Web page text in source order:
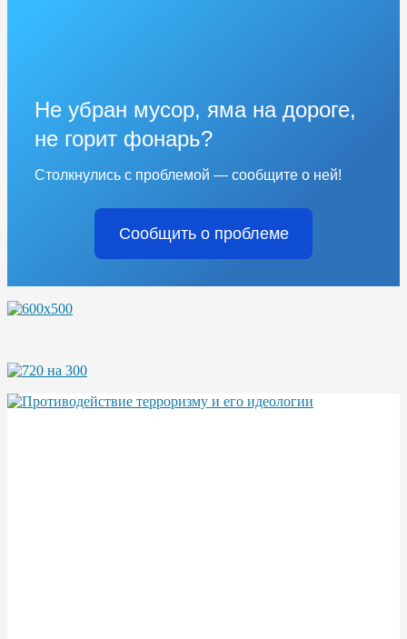
Не убран мусор, яма на дороге,
не горит фонарь?
Столкнулись с проблемой — сообщите о ней!
Сообщить о проблеме